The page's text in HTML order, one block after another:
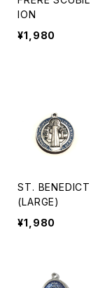
ION
¥1,980
ST. BENEDICT
(LARGE)
¥1,980